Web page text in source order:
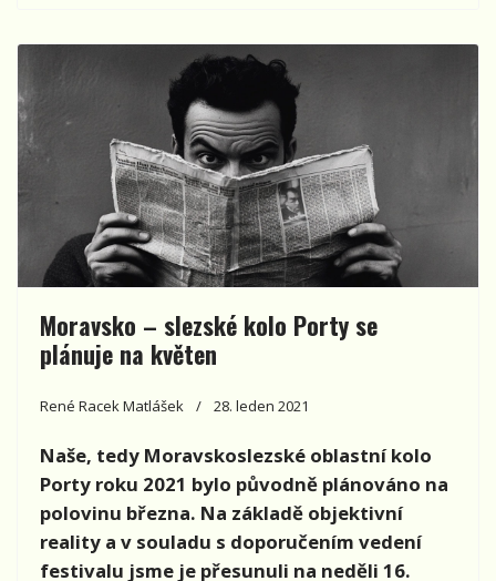
Moravsko – slezské kolo Porty se
plánuje na květen
René Racek Matlášek 28. leden 2021
Naše, tedy Moravskoslezské oblastní kolo
Porty roku 2021 bylo původně plánováno na
polovinu března. Na základě objektivní
reality a v souladu s doporučením vedení
festivalu jsme je přesunuli na neděli 16.